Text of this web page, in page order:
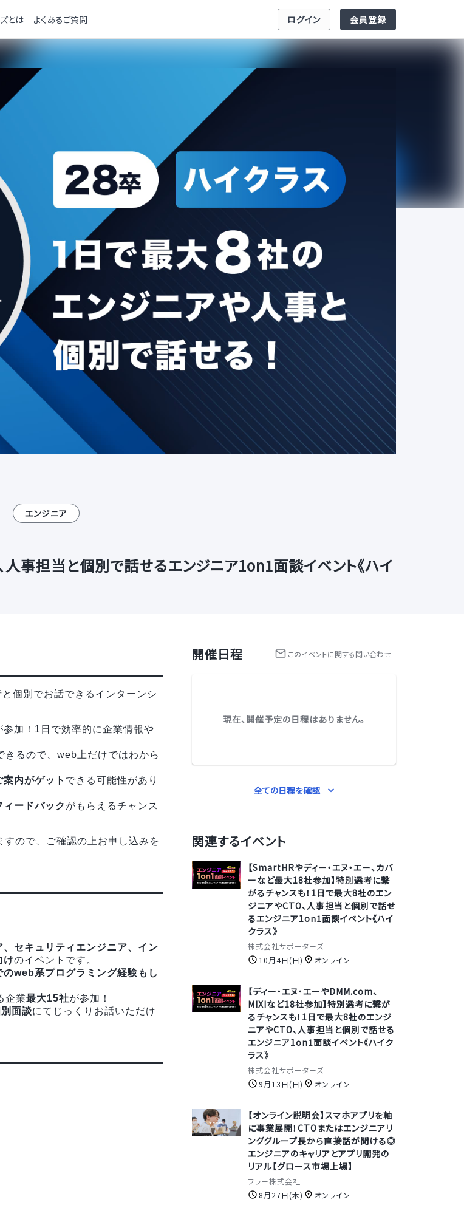
とは よくあるご質問 ログイン 会員登録
エンジニア
人事担当と個別で話せるエンジニア1on1面談イベント《ハイ
個別でお話できるインターンシ
加！1日で効率的に企業情報や
るので、web上だけではわから
内がゲット できる可能性があり
ードバック がもらえるチャンス
ので、ご確認の上お申し込みを
セキュリティエンジニア、イン
けのイベントです。
web系プログラミング経験もし
企業最大15社が参加！
面談にてじっくりお話いただけ
開催日程 このイベントに関する問い合わせ
現在、開催予定の日程はありません。
全ての日程を確認
関連するイベント
【SmartHRやディー・エヌ・エー、カバ
ーなど最大18社参加】特別選考に繋
がるチャンスも！1日で最大8社のエン
ジニアやCTO、人事担当と個別で話せ
るエンジニア1on1面談イベント《ハイ
クラス》
株式会社サポーターズ
10月4日(日)
オンライン
【ディー・エヌ・エーやDMM.com、
MIXIなど18社参加】特別選考に繋が
るチャンスも！1日で最大8社のエンジ
ニアやCTO、人事担当と個別で話せる
エンジニア1on1面談イベント《ハイク
ラス》
株式会社サポーターズ
9月13日(日)
オンライン
【オンライン説明会】スマホアプリを軸
に事業展開！CTOまたはエンジニアリ
ンググループ長から直接話が聞ける◎
エンジニアのキャリアとアプリ開発の
リアル【グロース市場上場】
フラー株式会社
8月27日(木)
オンライン